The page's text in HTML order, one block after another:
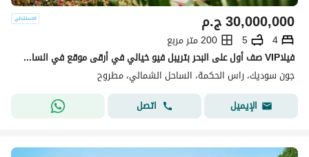
ج.م30,000,000
4
5
200 متر مربع
فيلاVIP صف أول على البحر بتريبل فيو خيالي في أرقى موقع في الساحل الشمالي – تشطيب فاخر وتقسيط على أطول فترة ممكنة بدون فوائد-ogami-swan lake--giaia
جون سوديك، راس الحكمة، الساحل الشمالي، مطروح
الإيميل
اتصل